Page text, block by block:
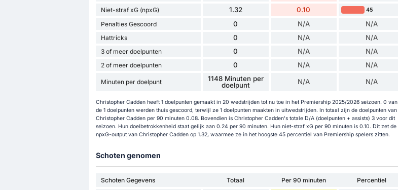
Niet-straf xG (npxG) 1.32 0.10 45
Penalties Gescoord 0 N/A N/A
Hattricks 0 N/A N/A
3 of meer doelpunten 0 N/A N/A
2 of meer doelpunten 0 N/A N/A
Minuten per doelpunt
1148 Minuten per
doelpunt
N/A N/A
Christopher Cadden heeft 1 doelpunten gemaakt in 20 wedstrijden tot nu toe in het Premiership 2025/2026 seizoen. 0 van
de 1 doelpunten werden thuis gescoord, terwijl ze 1 doelpunten maakten in uitwedstrijden. In totaal zijn de doelpunten van
Christopher Cadden per 90 minuten 0.08. Bovendien is Christopher Cadden's totale D/A (doelpunten + assists) 3 voor dit
seizoen. Hun doelbetrokkenheid staat gelijk aan 0.24 per 90 minuten. Hun niet-straf xG per 90 minuten is 0.10. Dit zet de
npxG-output van Christopher Cadden op 1.32, waarmee ze in het hoogste 45 percentiel van Premiership spelers zitten.
Schoten genomen
Schoten Gegevens Totaal Per 90 minuten
Percentiel